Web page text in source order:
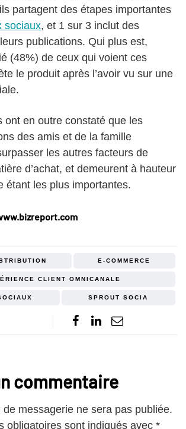
partagent des étapes importantes
sociaux, et 1 sur 3 inclut des
publications. Qui plus est,
(48%) de ceux qui voient ces
le produit après l’avoir vu sur une
ont en outre constaté que les
des amis et de la famille
les autres facteurs de
d’achat, et demeurent à hauteur
étant les plus importantes.
E-COMMERCE
CLIENT OMNICANALE
SPROUT SOCIA
commentaire
de messagerie ne sera pas publiée.
obligatoires sont indiqués avec *